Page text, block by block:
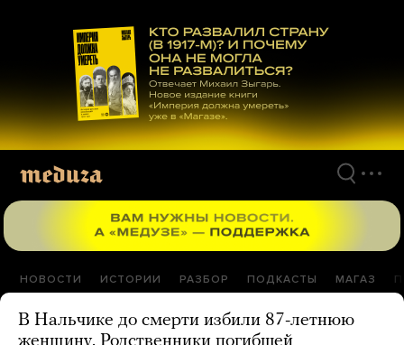
материалам
НОВОСТИ ИСТОРИИ РАЗБОР ПОДКАСТЫ МАГАЗ
В Нальчике до смерти избили 87-летнюю
женщину. Родственники погибшей